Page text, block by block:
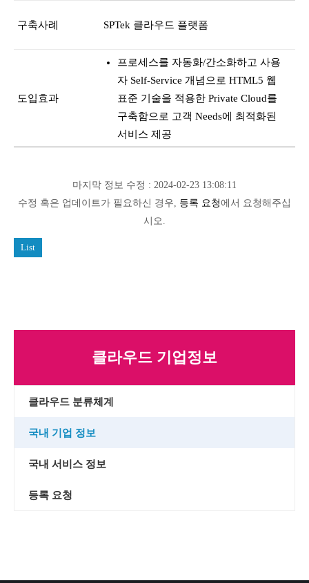
구축사례 SPTek 클라우드 플랫폼
도입효과
프로세스를 자동화/간소화하고 사용
자 Self-Service 개념으로 HTML5 웹
표준 기술을 적용한 Private Cloud를
구축함으로 고객 Needs에 최적화된
서비스 제공
마지막 정보 수정 : 2024-02-23 13:08:11
수정 혹은 업데이트가 필요하신 경우, 등록 요청에서 요청해주십
시오.
List
클라우드 기업정보
클라우드 분류체계
국내 기업 정보
국내 서비스 정보
등록 요청